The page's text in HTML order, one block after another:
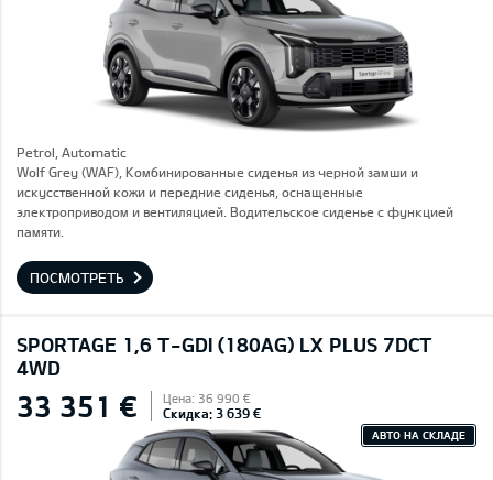
Petrol, Automatic
Wolf Grey (WAF), Комбинированные сиденья из черной замши и
искусственной кожи и передние сиденья, оснащенные
электроприводом и вентиляцией. Водительское сиденье с функцией
памяти.
ПОСМОТРЕТЬ
SPORTAGE 1,6 T-GDI (180AG) LX PLUS 7DCT
4WD
33 351 € Цена: 36 990 €
Скидка: 3 639 €
АВТО НА СКЛАДЕ